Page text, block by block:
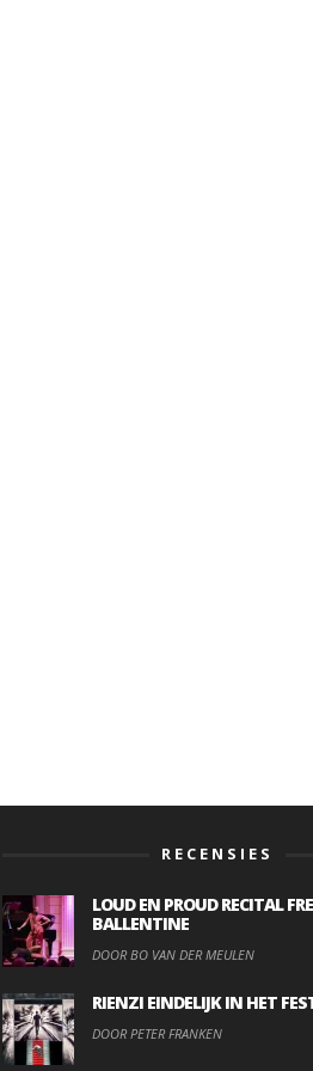
RECENSIES
LOUD EN PROUD RECITAL
BALLENTINE
DOOR BO VAN DER MEULEN
RIENZI EINDELIJK IN HET
DOOR PETER FRANKEN